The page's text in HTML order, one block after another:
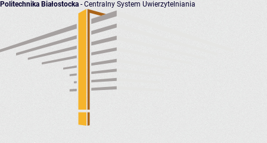
Politechnika Białostocka - Centralny System Uwierzytelniania